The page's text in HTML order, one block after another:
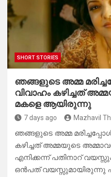
SHORT STORIES
ഞങ്ങളുടെ അമ്മ
വിവാഹം കഴിച്ചത്
മകളെ ആയിരുന്നു
7 days ago Mazhavil
ഞങ്ങളുടെ അമ്മ
കഴിച്ചത് അമ്മയുടെ
എനിക്കന്ന് പതിനാറ്
ഒൻപത് വയസ്സുമായിരുന്നു